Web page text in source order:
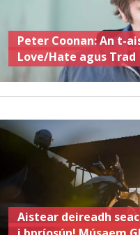
Peter Coonan: An t-
Love/Hate agus Trad
Aistear deireadh